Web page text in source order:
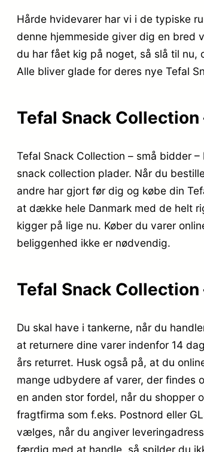
Hårde hvidevarer har vi i de typiske
denne hjemmeside giver dig en
du har fået kig på noget, så slå til nu,
Alle bliver glade for deres nye Tefal
Tefal Snack Collection
Tefal Snack Collection – små bidder
snack collection plader. Når du
andre har gjort før dig og købe din
at dække hele Danmark med de helt
kigger på lige nu. Køber du varer
beliggenhed ikke er nødvendig.
Tefal Snack Collection
Du skal have i tankerne, når du
at returnere dine varer indenfor 14
års returret. Husk også på, at du
mange udbydere af varer, der findes
en anden stor fordel, når du shopper
fragtfirma som f.eks. Postnord eller
vælges, når du angiver
færdig med at handle, så spilder du